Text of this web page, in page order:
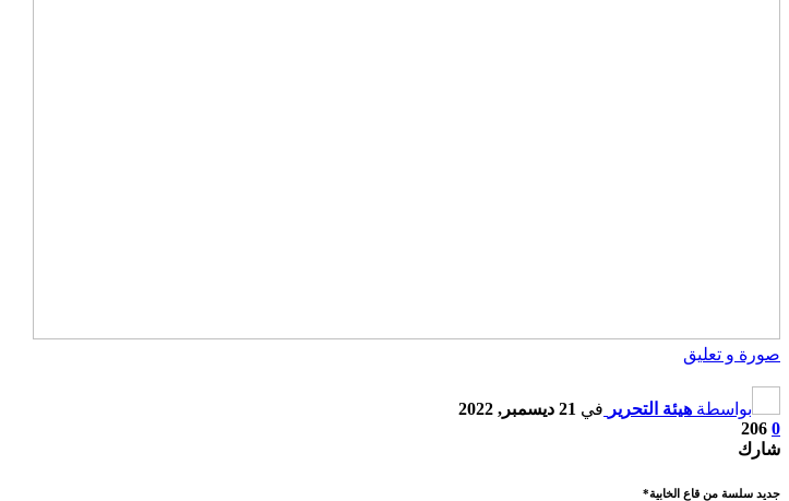
صورة و تعليق
بواسطة هيئة التحرير في 21 ديسمبر, 2022
0
206
شارك
جديد سلسة من قاع الخابية*